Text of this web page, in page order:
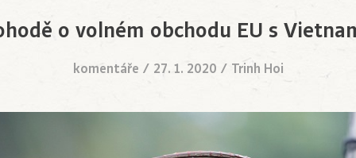
o volném obchodu EU s
komentáře / 27. 1. 2020 / Trinh Hoi